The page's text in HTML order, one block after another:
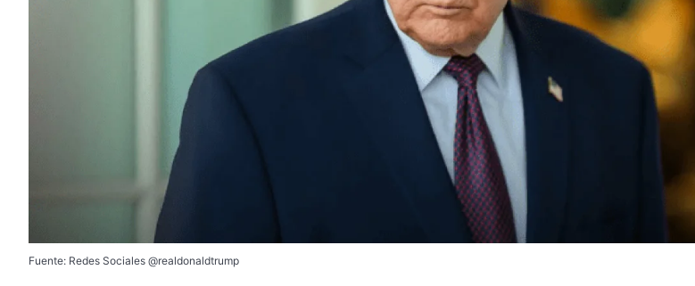
Fuente: Redes Sociales @realdonaldtrump